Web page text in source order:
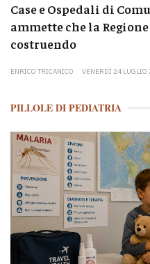
Case e Ospedali di
ammette che la
costruendo
ENRICO TRICANICO VENERDÌ 24
PILLOLE DI PEDIATRIA